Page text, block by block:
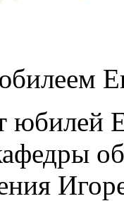
юбилей